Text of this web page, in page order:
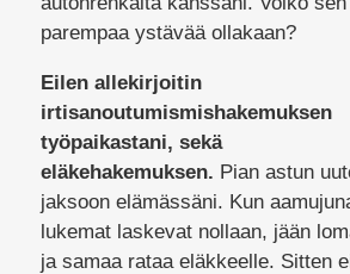
parempaa ystävää ollakaan?
Eilen allekirjoitin
irtisanoutumismishakemuksen
työpaikastani, sekä
eläkehakemuksen. Pian astun
jaksoon elämässäni. Kun
lukemat laskevat nollaan, jään
ja samaa rataa eläkkeelle. Sitten